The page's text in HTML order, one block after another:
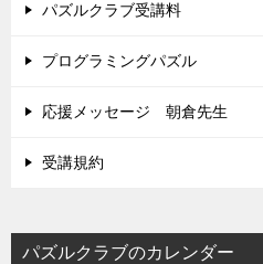
パズルクラブ受講料
プログラミングパズル
応援メッセージ 朝倉先生
受講規約
パズルクラブのカレンダー